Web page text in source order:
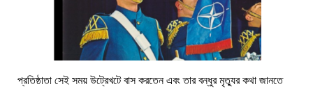
প্রতিষ্ঠাতা সেই সময় উট্রেখটে বাস করতেন এবং তার বন্ধুর মৃত্যুর কথা জানতে